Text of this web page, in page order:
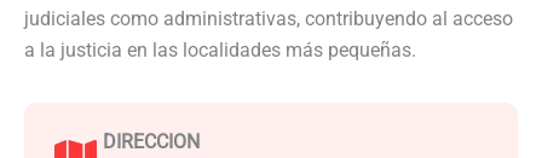
judiciales como administrativas, contribuyendo al acceso
a la justicia en las localidades más pequeñas.
DIRECCION